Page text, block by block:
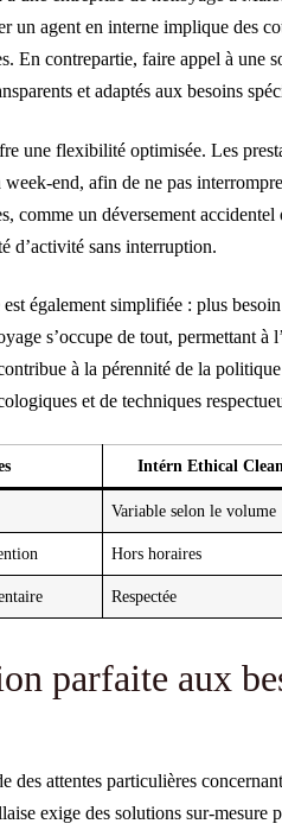
un agent en interne implique des
En contrepartie, faire appel à une
et adaptés aux besoins
une flexibilité optimisée. Les
end, afin de ne pas
comme un déversement
d’activité sans interruption.
également simplifiée : plus
s’occupe de tout, permettant
à la pérennité de la
et de techniques
Intérn Ethical
Variable selon le volume
Hors horaires
Respectée
parfaite aux
des attentes particulières
exige des solutions sur-